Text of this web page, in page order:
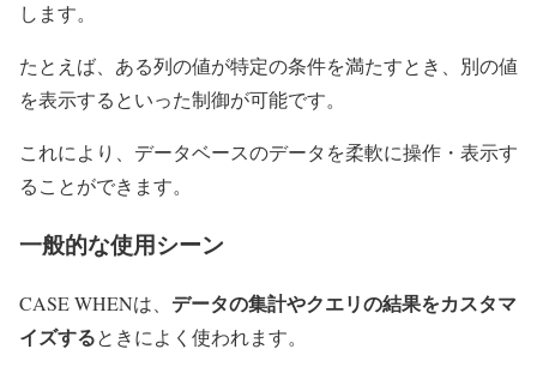
します。
たとえば、ある列の値が特定の条件を満たすとき、別の値
を表示するといった制御が可能です。
これにより、データベースのデータを柔軟に操作・表示す
ることができます。
一般的な使用シーン
CASE WHENは、 データの集計やクエリの結果をカスタマ
イズするときによく使われます。